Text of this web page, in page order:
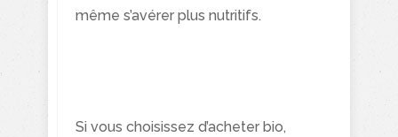
même s’avérer plus nutritifs.
Si vous choisissez d’acheter bio,